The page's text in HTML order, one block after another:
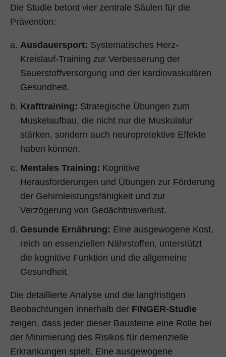
Die Studie betont vier zentrale Säulen für die
Prävention:
Ausdauersport: Systematisches Herz-
Kreislauf-Training zur Verbesserung der
Sauerstoffversorgung und der kardiovaskulären
Gesundheit.
Krafttraining: Strategische Übungen zum
Muskelaufbau, die nicht nur die Muskulatur
stärken, sondern auch neuroprotektive Effekte
haben können.
Mentales Training: Kognitive
Herausforderungen und Übungen zur Förderung
der Gehirnleistungsfähigkeit und zur
Verzögerung von Gedächtnisverlust.
Gesunde Ernährung: Eine ausgewogene Kost,
reich an essenziellen Nährstoffen, unterstützt
die kognitive Funktion und die allgemeine
Gesundheit.
Die detaillierte Analyse und die langfristigen
Beobachtungen innerhalb der FINGER-Studie
zeigen, dass jeder dieser Bausteine eine Rolle bei
der Minimierung des Risikos für demenzielle
Erkrankungen spielt. Eine ausgewogene